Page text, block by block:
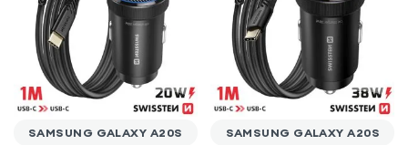
SAMSUNG GALAXY A20S SAMSUNG GALAXY A20S